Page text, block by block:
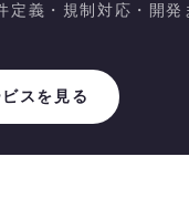
義・規制対応・開発
スを見る